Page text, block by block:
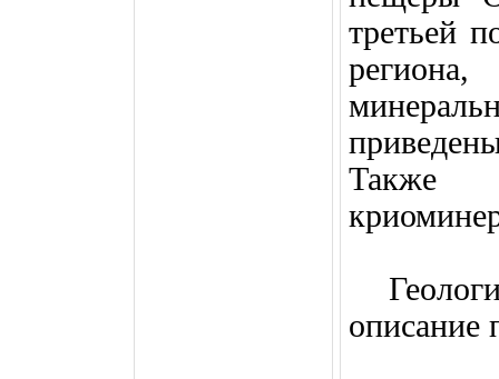
третьей
Также
описание